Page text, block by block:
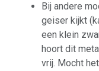
Bij andere
geiser kijkt
een klein
hoort dit
vrij. Mocht